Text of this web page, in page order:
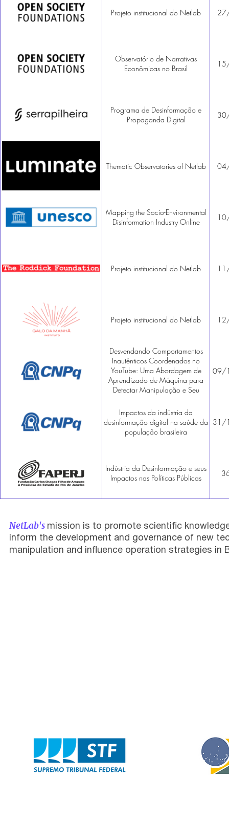
Projeto institucional do Netlab
Observatório de Narrativas
Econômicas no Brasil
Programa de Desinformação e
Propaganda Digital
Thematic Observatories of Netlab
Mapping the Socio-Environmental
Disinformation Industry Online
Projeto institucional do Netlab
Projeto institucional do Netlab
Desvendando Comportamentos
Inautênticos Coordenados no
YouTube: Uma Abordagem de
Aprendizado de Máquina para
Detectar Manipulação e Seu
Recomendação no Brasil
09/
Impactos da indústria da
desinformação digital na saúde da
população brasileira
31/
Indústria da Desinformação e seus
Impactos nas Políticas Públicas
NetLab's mission is to promote scientific
inform the development and governance of new
manipulation and influence operation strategies in